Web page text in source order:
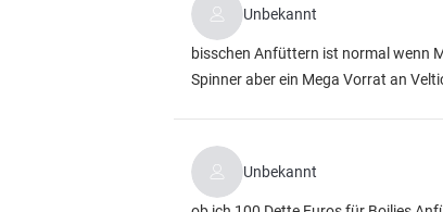
Unbekannt
bisschen Anfüttern ist normal wenn
Spinner aber ein Mega Vorrat an
Unbekannt